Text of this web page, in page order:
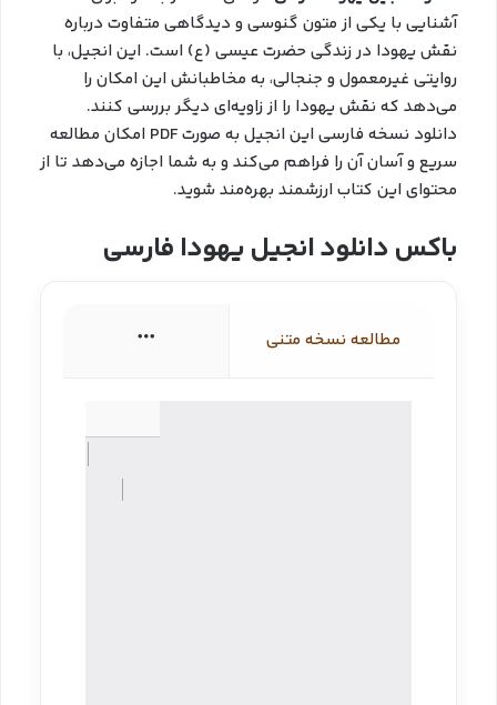
آشنایی با یکی از متون گنوسی و دیدگاهی متفاوت درباره
نقش یهودا در زندگی حضرت عیسی (ع) است. این انجیل، با
روایتی غیرمعمول و جنجالی، به مخاطبانش این امکان را
می‌دهد که نقش یهودا را از زاویه‌ای دیگر بررسی کنند.
دانلود نسخه فارسی این انجیل به صورت PDF امکان مطالعه
سریع و آسان آن را فراهم می‌کند و به شما اجازه می‌دهد تا از
محتوای این کتاب ارزشمند بهره‌مند شوید.
باکس دانلود انجیل یهودا فارسی
مطالعه نسخه متنی